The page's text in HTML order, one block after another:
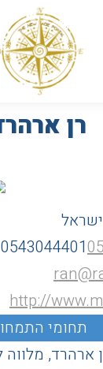
רן
0543044401
http://
ארהרד,